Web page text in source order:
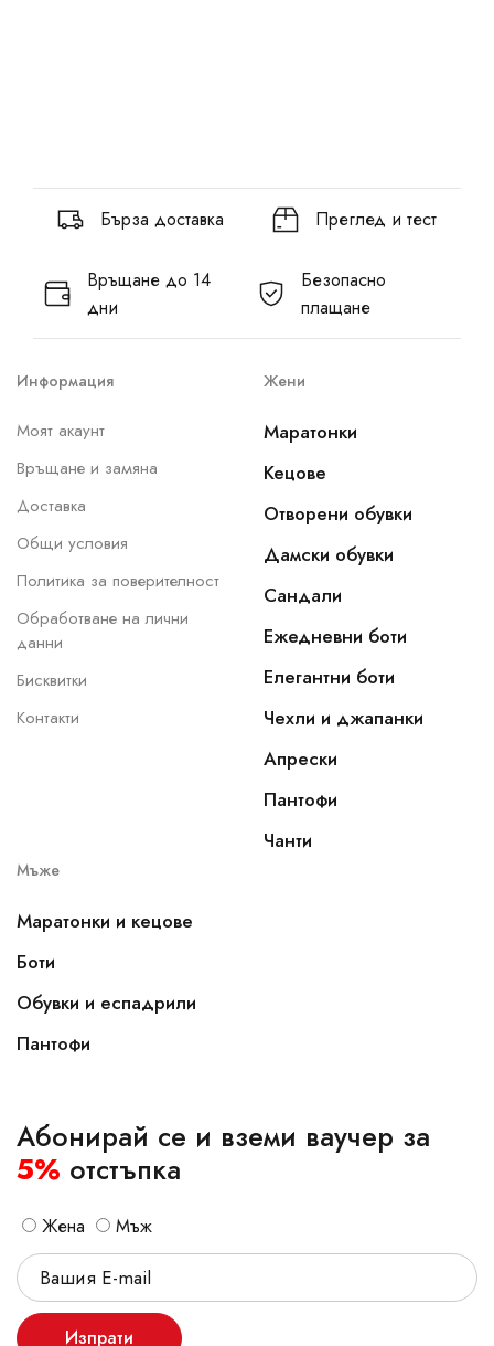
Бърза доставка Преглед и тест
Връщане до 14
дни
Безопасно
плащане
Информация
Моят акаунт
Връщане и замяна
Доставка
Общи условия
Политика за поверителност
Обработване на лични
данни
Бисквитки
Контакти
Жени
Маратонки
Кецове
Отворени обувки
Дамски обувки
Сандали
Ежедневни боти
Елегантни боти
Чехли и джапанки
Апрески
Пантофи
Чанти
Мъже
Маратонки и кецове
Боти
Обувки и еспадрили
Пантофи
Абонирай се и вземи ваучер за
5% отстъпка
Жена Мъж
Изпрати